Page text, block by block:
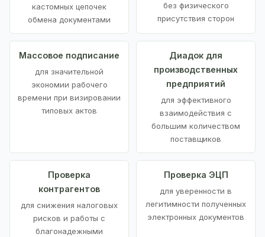
кастомных цепочек
обмена документами
без физического
присутствия сторон
Массовое подписание
для значительной
экономии рабочего
времени при визировании
типовых актов
Диадок для
производственных
предприятий
для эффективного
взаимодействия с
большим количеством
поставщиков
Проверка
контрагентов
для снижения налоговых
рисков и работы с
благонадежными
Проверка ЭЦП
для уверенности в
легитимности полученных
электронных документов